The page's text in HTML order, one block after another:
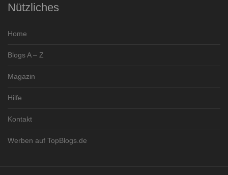
Nützliches
Home
Blogs A – Z
Magazin
Hilfe
Kontakt
Werben auf TopBlogs.de